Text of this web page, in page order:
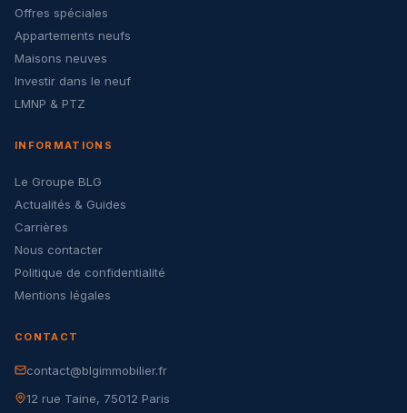
Offres spéciales
Appartements neufs
Maisons neuves
Investir dans le neuf
LMNP & PTZ
INFORMATIONS
Le Groupe BLG
Actualités & Guides
Carrières
Nous contacter
Politique de confidentialité
Mentions légales
CONTACT
contact@blgimmobilier.fr
12 rue Taine, 75012 Paris